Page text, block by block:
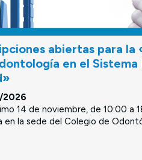
abiertas para la
en el Sistema
14 de noviembre, de 10:00 a
en la sede del Colegio de